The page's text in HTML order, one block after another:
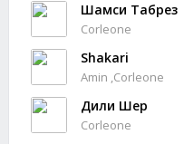
Шамси Табрез
Corleone
Shakari
Amin ,Corleone
Дили Шер
Corleone